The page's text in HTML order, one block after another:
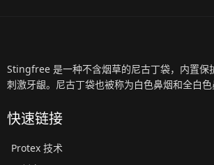
Stingfree 是一种不含烟草的尼古丁袋，内置保
刺激牙龈。尼古丁袋也被称为白色鼻烟和全白
快速链接
Protex 技术